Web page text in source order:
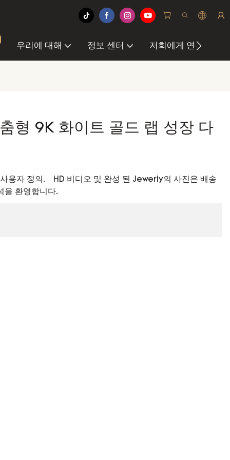
우리에 대해 정보 센터 저희에게 연락하십
형 9K 화이트 골드 랩 성장 다
용자 정의. HD 비디오 및 완성 된 Jewerly의 사진은 배송
을 환영합니다.